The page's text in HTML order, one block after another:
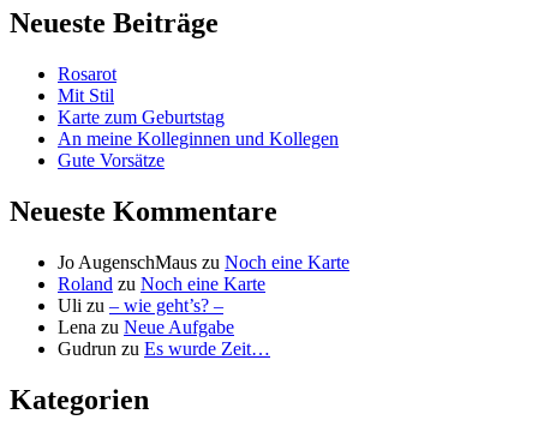
Neueste Beiträge
Rosarot
Mit Stil
Karte zum Geburtstag
An meine Kolleginnen und Kollegen
Gute Vorsätze
Neueste Kommentare
Jo AugenschMaus zu Noch eine Karte
Roland zu Noch eine Karte
Uli zu – wie geht’s? –
Lena zu Neue Aufgabe
Gudrun zu Es wurde Zeit…
Kategorien